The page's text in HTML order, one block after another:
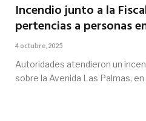
Incendio junto a la
pertencias a personas
4 octubre, 2025
Autoridades atendieron un
sobre la Avenida Las Palmas,